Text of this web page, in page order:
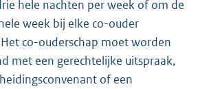
hele nachten per week of om de
week bij elke co-ouder
co-ouderschap moet worden
met een gerechtelijke uitspraak,
of een